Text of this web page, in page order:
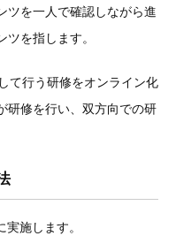
ツを一人で確認しながら進
を指します。
て行う研修をオンライン化
研修を行い、双方向での研
施します。